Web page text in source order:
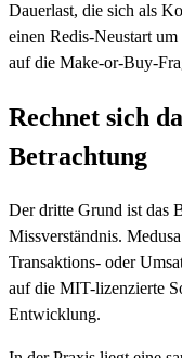
Dauerlast, die sich als
einen Redis-Neustart
auf die Make-or-Buy-
Rechnet sich
Betrachtung
Der dritte Grund ist das
Missverständnis.
Transaktions- oder
auf die MIT-lizenzierte
Entwicklung.